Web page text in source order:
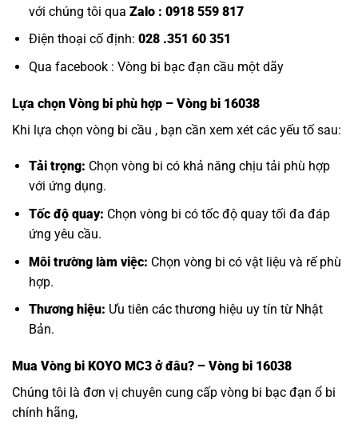
với chúng tôi qua Zalo : 0918 559 817
Điện thoại cố định: 028 .351 60 351
Qua facebook : Vòng bi bạc đạn cầu một dãy
Lựa chọn Vòng bi phù hợp – Vòng bi 16038
Khi lựa chọn vòng bi cầu , bạn cần xem xét các yếu tố sau:
Tải trọng: Chọn vòng bi có khả năng chịu tải phù hợp
với ứng dụng.
Tốc độ quay: Chọn vòng bi có tốc độ quay tối đa đáp
ứng yêu cầu.
Môi trường làm việc: Chọn vòng bi có vật liệu và rế phù
hợp.
Thương hiệu: Ưu tiên các thương hiệu uy tín từ Nhật
Bản.
Mua Vòng bi KOYO MC3 ở đâu? – Vòng bi 16038
Chúng tôi là đơn vị chuyên cung cấp vòng bi bạc đạn ổ bi
chính hãng,